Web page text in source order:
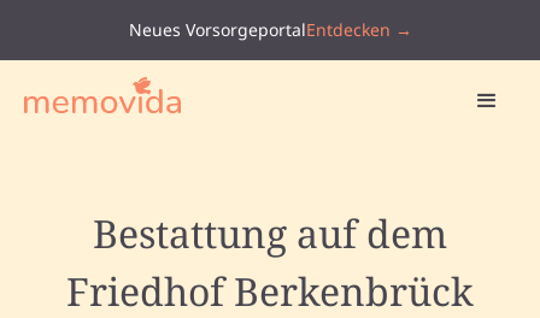
Neues VorsorgeportalEntdecken →
Bestattung auf dem
Friedhof Berkenbrück